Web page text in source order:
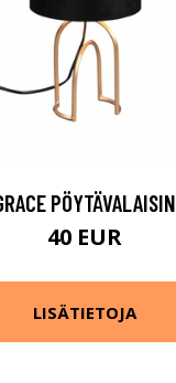
PÖYTÄVALAISIN
40 EUR
LISÄTIETOJA